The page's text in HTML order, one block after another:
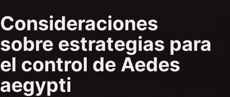
Consideraciones
sobre estrategias para
el control de Aedes
aegypti